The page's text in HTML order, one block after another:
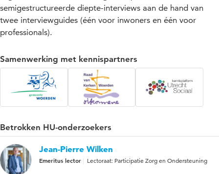
semigestructureerde diepte-interviews aan de hand van
twee interviewguides (één voor inwoners en één voor
professionals).
Samenwerking met kennispartners
Betrokken HU-onderzoekers
Jean-Pierre Wilken
Emeritus lector Lectoraat: Participatie Zorg en Ondersteuning